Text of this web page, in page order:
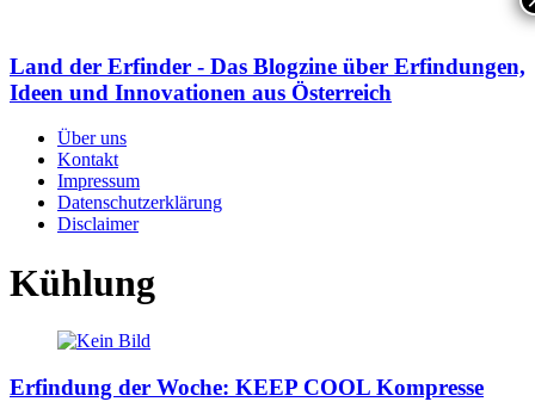
Land der Erfinder - Das Blogzine über Erfindungen,
Ideen und Innovationen aus Österreich
Über uns
Kontakt
Impressum
Datenschutzerklärung
Disclaimer
Kühlung
Erfindung der Woche: KEEP COOL Kompresse